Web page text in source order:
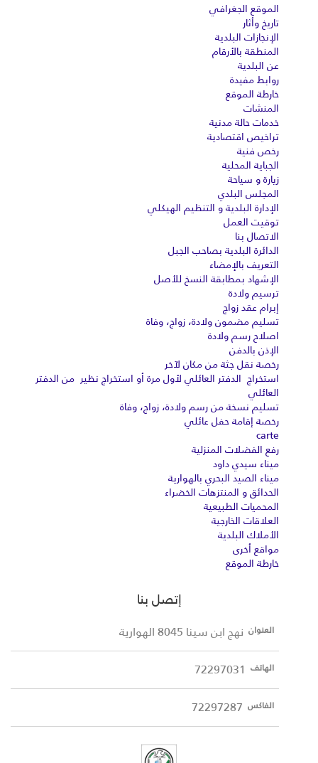
الموقع الجغرافي
تاريخ وأثار
الإنجازات البلدية
المنطقة بالأرقام
عن البلدية
روابط مفيدة
خارطة الموقع
المنشات
خدمات حالة مدنية
تراخيص اقتصادية
رخص فنية
الجباية المحلية
زيارة و سياحة
المجلس البلدي
الإدارة البلدية و التنظيم الهيكلي
توقيت العمل
الاتصال بنا
الدائرة البلدية بصاحب الجبل
التعريف بالإمضاء
الإشهاد بمطابقة النسخ للأصل
ترسيم ولادة
إبرام عقد زواج
تسليم مضمون ولادة، زواج، وفاة
اصلاح رسم ولادة
الإذن بالدفن
رخصة نقل جثة من مكان لآخر
استخراج الدفتر العائلي لأول مرة أو استخراج نظير من الدفتر
العائلي
تسليم نسخة من رسم ولادة، زواج، وفاة
رخصة إقامة حفل عائلي
carte
رفع الفضلات المنزلية
ميناء سيدي داود
ميناء الصيد البحري بالهوارية
الحدائق و المنتزهات الخضراء
المحميات الطبيعية
العلاقات الخارجية
الأملاك البلدية
مواقع أخرى
خارطة الموقع
إتصل بنا
العنوان نهج ابن سينا 8045 الهوارية
الهاتف 72297031
الفاكس 72297287